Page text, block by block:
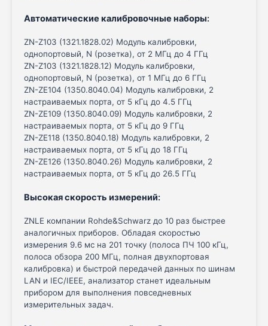
Автоматические калибровочные наборы:
ZN-Z103 (1321.1828.02) Модуль калибровки,
однопортовый, N (розетка), от 2 МГц до 4 ГГц
ZN-Z103 (1321.1828.12) Модуль калибровки,
однопортовый, N (розетка), от 1 МГц до 6 ГГц
ZN-ZE104 (1350.8040.04) Модуль калибровки, 2
настраиваемых порта, от 5 кГц до 4.5 ГГц
ZN-ZE109 (1350.8040.09) Модуль калибровки, 2
настраиваемых порта, от 5 кГц до 9 ГГц
ZN-ZE118 (1350.8040.18) Модуль калибровки, 2
настраиваемых порта, от 5 кГц до 18 ГГц
ZN-ZE126 (1350.8040.26) Модуль калибровки, 2
настраиваемых порта, от 5 кГц до 26.5 ГГц
Высокая скорость измерений:
ZNLE компании Rohde&Schwarz до 10 раз быстрее
аналогичных приборов. Обладая скоростью
измерения 9.6 мс на 201 точку (полоса ПЧ 100 кГц,
полоса обзора 200 МГц, полная двухпортовая
калибровка) и быстрой передачей данных по шинам
LAN и IEC/IEEE, анализатор станет идеальным
прибором для выполнения повседневных
измерительных задач.